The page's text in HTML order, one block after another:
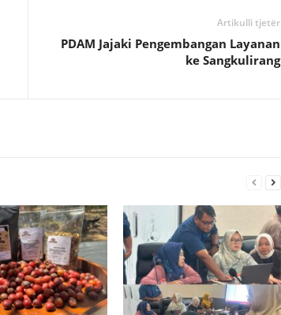
Artikulli tjetër
PDAM Jajaki Pengembangan Layanan
ke Sangkulirang